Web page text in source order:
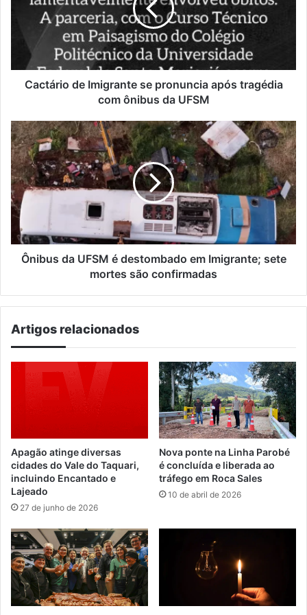
pronuncia
tragédia
ônibus
Cactário de Imigrante se pronuncia após tragédia
com ônibus da UFSM
Ônibus
da
UFSM
é
destombado
em
Imigrante;
sete
mortes
sãoÔnibus da UFSM é destombado em Imigrante; sete
mortes são confirmadas
Artigos relacionados
Apagão atinge diversas
cidades do Vale do Taquari,
incluindo Encantado e
Lajeado
27 de junho de 2026
Nova ponte na Linha Parobé
é concluída e liberada ao
tráfego em Roca Sales
10 de abril de 2026